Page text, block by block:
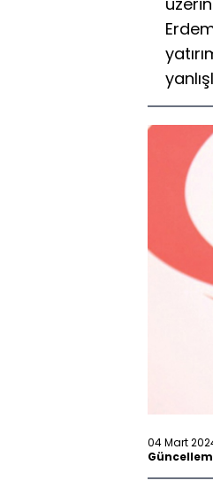
04 Mart